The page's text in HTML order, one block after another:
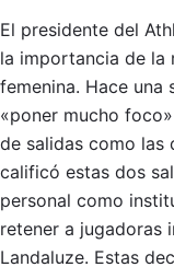
El presidente del
la importancia de la
femenina. Hace una
«poner mucho
de salidas como las
calificó estas dos
personal como
retener a jugadoras
Landaluze. Estas